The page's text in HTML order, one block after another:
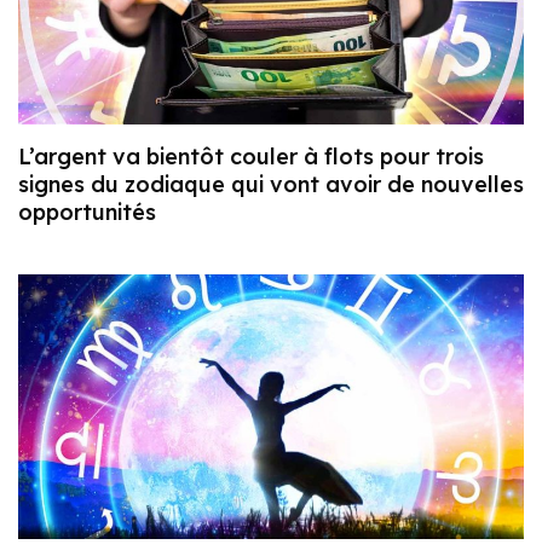
L’argent va bientôt couler à flots pour trois
signes du zodiaque qui vont avoir de nouvelles
opportunités